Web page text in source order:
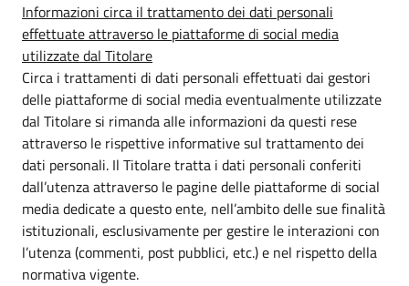
Informazioni circa il trattamento dei dati personali
effettuate attraverso le piattaforme di social media
utilizzate dal Titolare
Circa i trattamenti di dati personali effettuati dai gestori
delle piattaforme di social media eventualmente utilizzate
dal Titolare si rimanda alle informazioni da questi rese
attraverso le rispettive informative sul trattamento dei
dati personali. Il Titolare tratta i dati personali conferiti
dall’utenza attraverso le pagine delle piattaforme di social
media dedicate a questo ente, nell’ambito delle sue finalità
istituzionali, esclusivamente per gestire le interazioni con
l’utenza (commenti, post pubblici, etc.) e nel rispetto della
normativa vigente.